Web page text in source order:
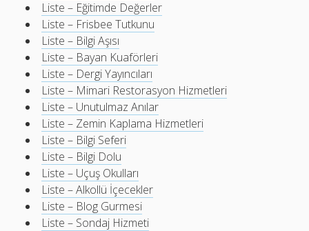
Liste – Eğitimde Değerler
Liste – Frisbee Tutkunu
Liste – Bilgi Aşısı
Liste – Bayan Kuaförleri
Liste – Dergi Yayıncıları
Liste – Mimari Restorasyon Hizmetleri
Liste – Unutulmaz Anılar
Liste – Zemin Kaplama Hizmetleri
Liste – Bilgi Seferi
Liste – Bilgi Dolu
Liste – Uçuş Okulları
Liste – Alkollü İçecekler
Liste – Blog Gurmesi
Liste – Sondaj Hizmeti